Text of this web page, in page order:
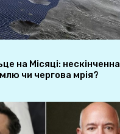
на Місяці: нескінченна
чи чергова мрія?